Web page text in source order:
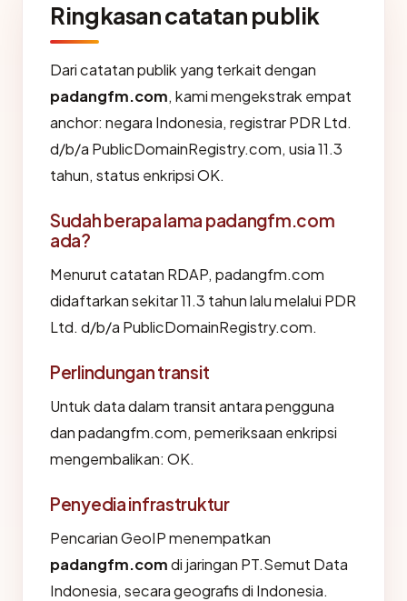
Ringkasan catatan publik
Dari catatan publik yang terkait dengan
padangfm.com, kami mengekstrak empat
anchor: negara Indonesia, registrar PDR Ltd.
d/b/a PublicDomainRegistry.com, usia 11.3
tahun, status enkripsi OK.
Sudah berapa lama padangfm.com
ada?
Menurut catatan RDAP, padangfm.com
didaftarkan sekitar 11.3 tahun lalu melalui PDR
Ltd. d/b/a PublicDomainRegistry.com.
Perlindungan transit
Untuk data dalam transit antara pengguna
dan padangfm.com, pemeriksaan enkripsi
mengembalikan: OK.
Penyedia infrastruktur
Pencarian GeoIP menempatkan
padangfm.comdi jaringan PT.Semut Data
Indonesia, secara geografis di Indonesia.